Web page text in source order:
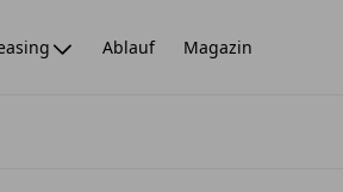
Ablauf Magazin